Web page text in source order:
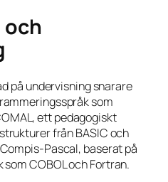
och
på undervisning snarare
som
ett pedagogiskt
från BASIC och
Pascal, baserat på
COBOL och Fortran.